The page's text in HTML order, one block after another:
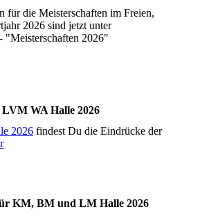
für die Meisterschaften im Freien,
2026 sind jetzt unter
"Meisterschaften 2026"
WA Halle 2026
2026 findest Du die Eindrücke der
KM, BM und LM Halle 2026